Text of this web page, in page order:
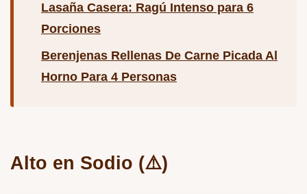
Lasaña Casera: Ragú Intenso para 6
Porciones
Berenjenas Rellenas De Carne Picada Al
Horno Para 4 Personas
Alto en Sodio (⚠️)